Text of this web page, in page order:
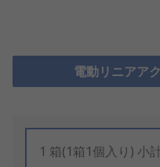
電動リニアア
1 箱(1箱1個入り) 小